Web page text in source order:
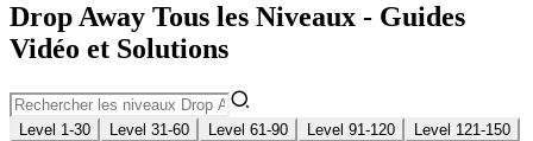
Drop Away Tous les Niveaux - Guides
Vidéo et Solutions
Level 1-30 Level 31-60 Level 61-90 Level 91-120
Level 121-150